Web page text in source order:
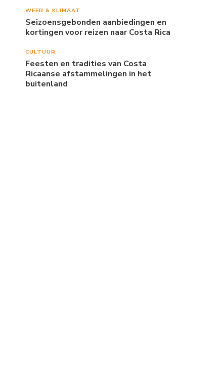
WEER & KLIMAAT
Seizoensgebonden aanbiedingen en
kortingen voor reizen naar Costa Rica
CULTUUR
Feesten en tradities van Costa
Ricaanse afstammelingen in het
buitenland